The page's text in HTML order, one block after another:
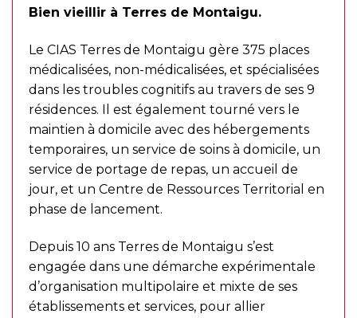
Bien vieillir à Terres de Montaigu.
Le CIAS Terres de Montaigu gère 375 places
médicalisées, non-médicalisées, et spécialisées
dans les troubles cognitifs au travers de ses 9
résidences. Il est également tourné vers le
maintien à domicile avec des hébergements
temporaires, un service de soins à domicile, un
service de portage de repas, un accueil de
jour, et un Centre de Ressources Territorial en
phase de lancement.
Depuis 10 ans Terres de Montaigu s’est
engagée dans une démarche expérimentale
d’organisation multipolaire et mixte de ses
établissements et services, pour allier